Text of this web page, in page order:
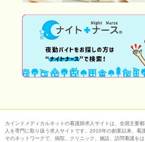
カインドメディカルネットの看護師求人サイトは、全国主要
人を専門に取り扱う求人サイトです。2010年の創業以来、看
そのネットワークで、病院、クリニック、施設、訪問看護を